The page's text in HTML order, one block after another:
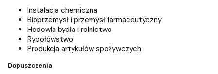
Instalacja chemiczna
Bioprzemysł i przemysł farmaceutyczny
Hodowla bydła i rolnictwo
Rybołówstwo
Produkcja artykułów spożywczych
Dopuszczenia